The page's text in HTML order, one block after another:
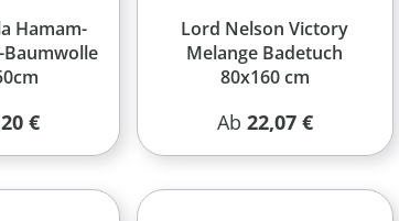
Hamam-
Preis:
€
Lord Nelson Victory
Melange Badetuch
80x160 cm
Regulärer Preis:
Ab 22,07 €